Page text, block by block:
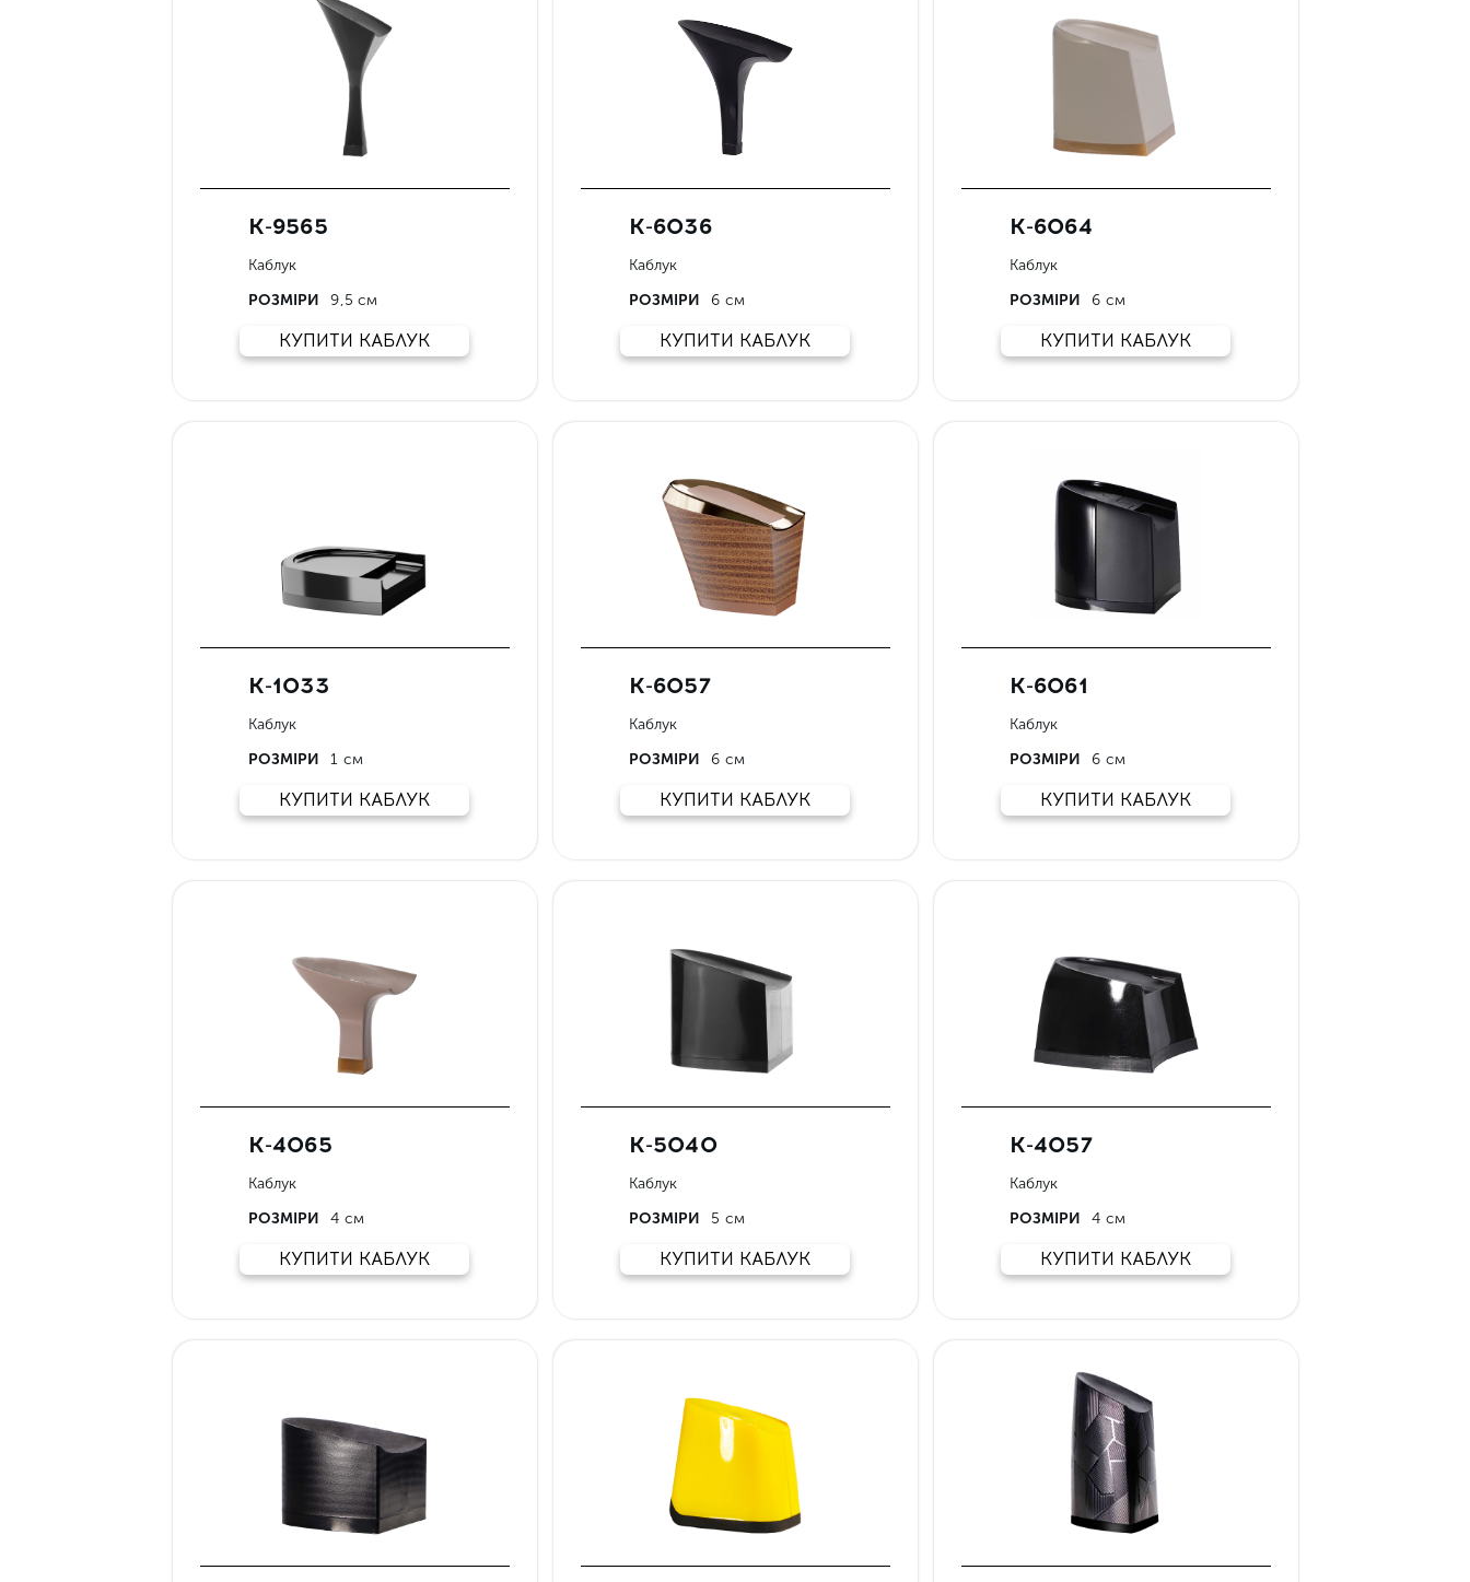
К-9565
Каблук
РОЗМІРИ
9,5 см
КУПИТИ КАБЛУК
К-6036
Каблук
РОЗМІРИ
6 см
КУПИТИ КАБЛУК
К-6064
Каблук
РОЗМІРИ
6 см
КУПИТИ КАБЛУК
К-1033
Каблук
РОЗМІРИ
1 см
КУПИТИ КАБЛУК
К-6057
Каблук
РОЗМІРИ
6 см
КУПИТИ КАБЛУК
К-6061
Каблук
РОЗМІРИ
6 см
КУПИТИ КАБЛУК
К-4065
Каблук
РОЗМІРИ
4 см
КУПИТИ КАБЛУК
К-5040
Каблук
РОЗМІРИ
5 см
КУПИТИ КАБЛУК
К-4057
Каблук
РОЗМІРИ
4 см
КУПИТИ КАБЛУК